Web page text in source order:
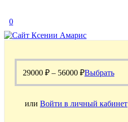
0
29000 ₽ – 56000 ₽Выбрать
или Войти в личный кабинет